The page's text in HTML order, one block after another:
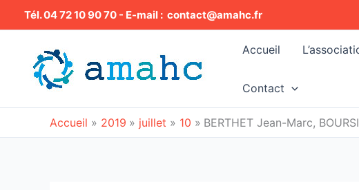
au
Tél. 04 72 10 90 70 - E-mail : contact@amahc.fr
Accueil
Contact
Accueil 2019 juillet 10 BERTHET Jean-Marc,